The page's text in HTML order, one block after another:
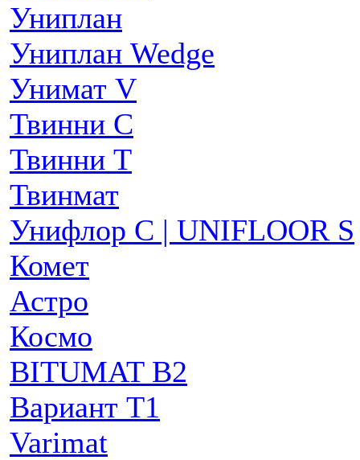
Униплан
Униплан Wedge
Унимат V
Твинни С
Твинни Т
Твинмат
Унифлор C | UNIFLOOR S
Комет
Астро
Космо
BITUMAT B2
Вариант Т1
Varimat